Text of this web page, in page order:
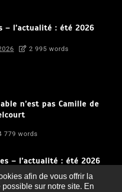
– l’actualité : été 2026
2 995 words
n’est pas Camille de
779 words
– l’actualité : été 2026
3 052 words
afin de vous offrir la
sur notre site. En